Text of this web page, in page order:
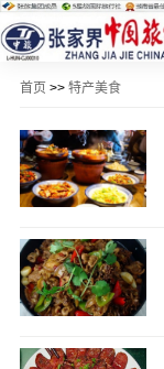
首页 >> 特产美食